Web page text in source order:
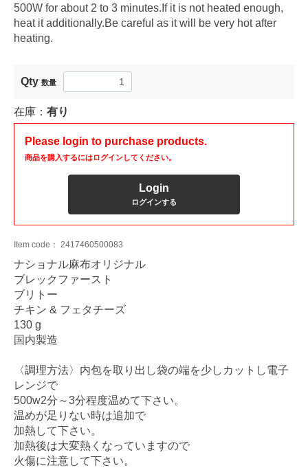
500W for about 2 to 3 minutes.If it is not heated enough,
heat it additionally.Be careful as it will be very hot after
heating.
Qty 数量
在庫： 有り
Please login to purchase products.
商品を購入するにはログインしてください。
Login
ログインする
Item code： 2417460500083
ナショナル麻布オリジナル
ブレックファースト
ブリトー
チキン & フェタチーズ
130 g
国内製造
〈調理方法〉内包を取り出し袋の端を少しカットし電子
レンジで
500w2分～3分程度温めて下さい。
温めが足りない時は追加で
加熱して下さい。
加熱後は大変熱くなっていますので
火傷に注意して下さい。